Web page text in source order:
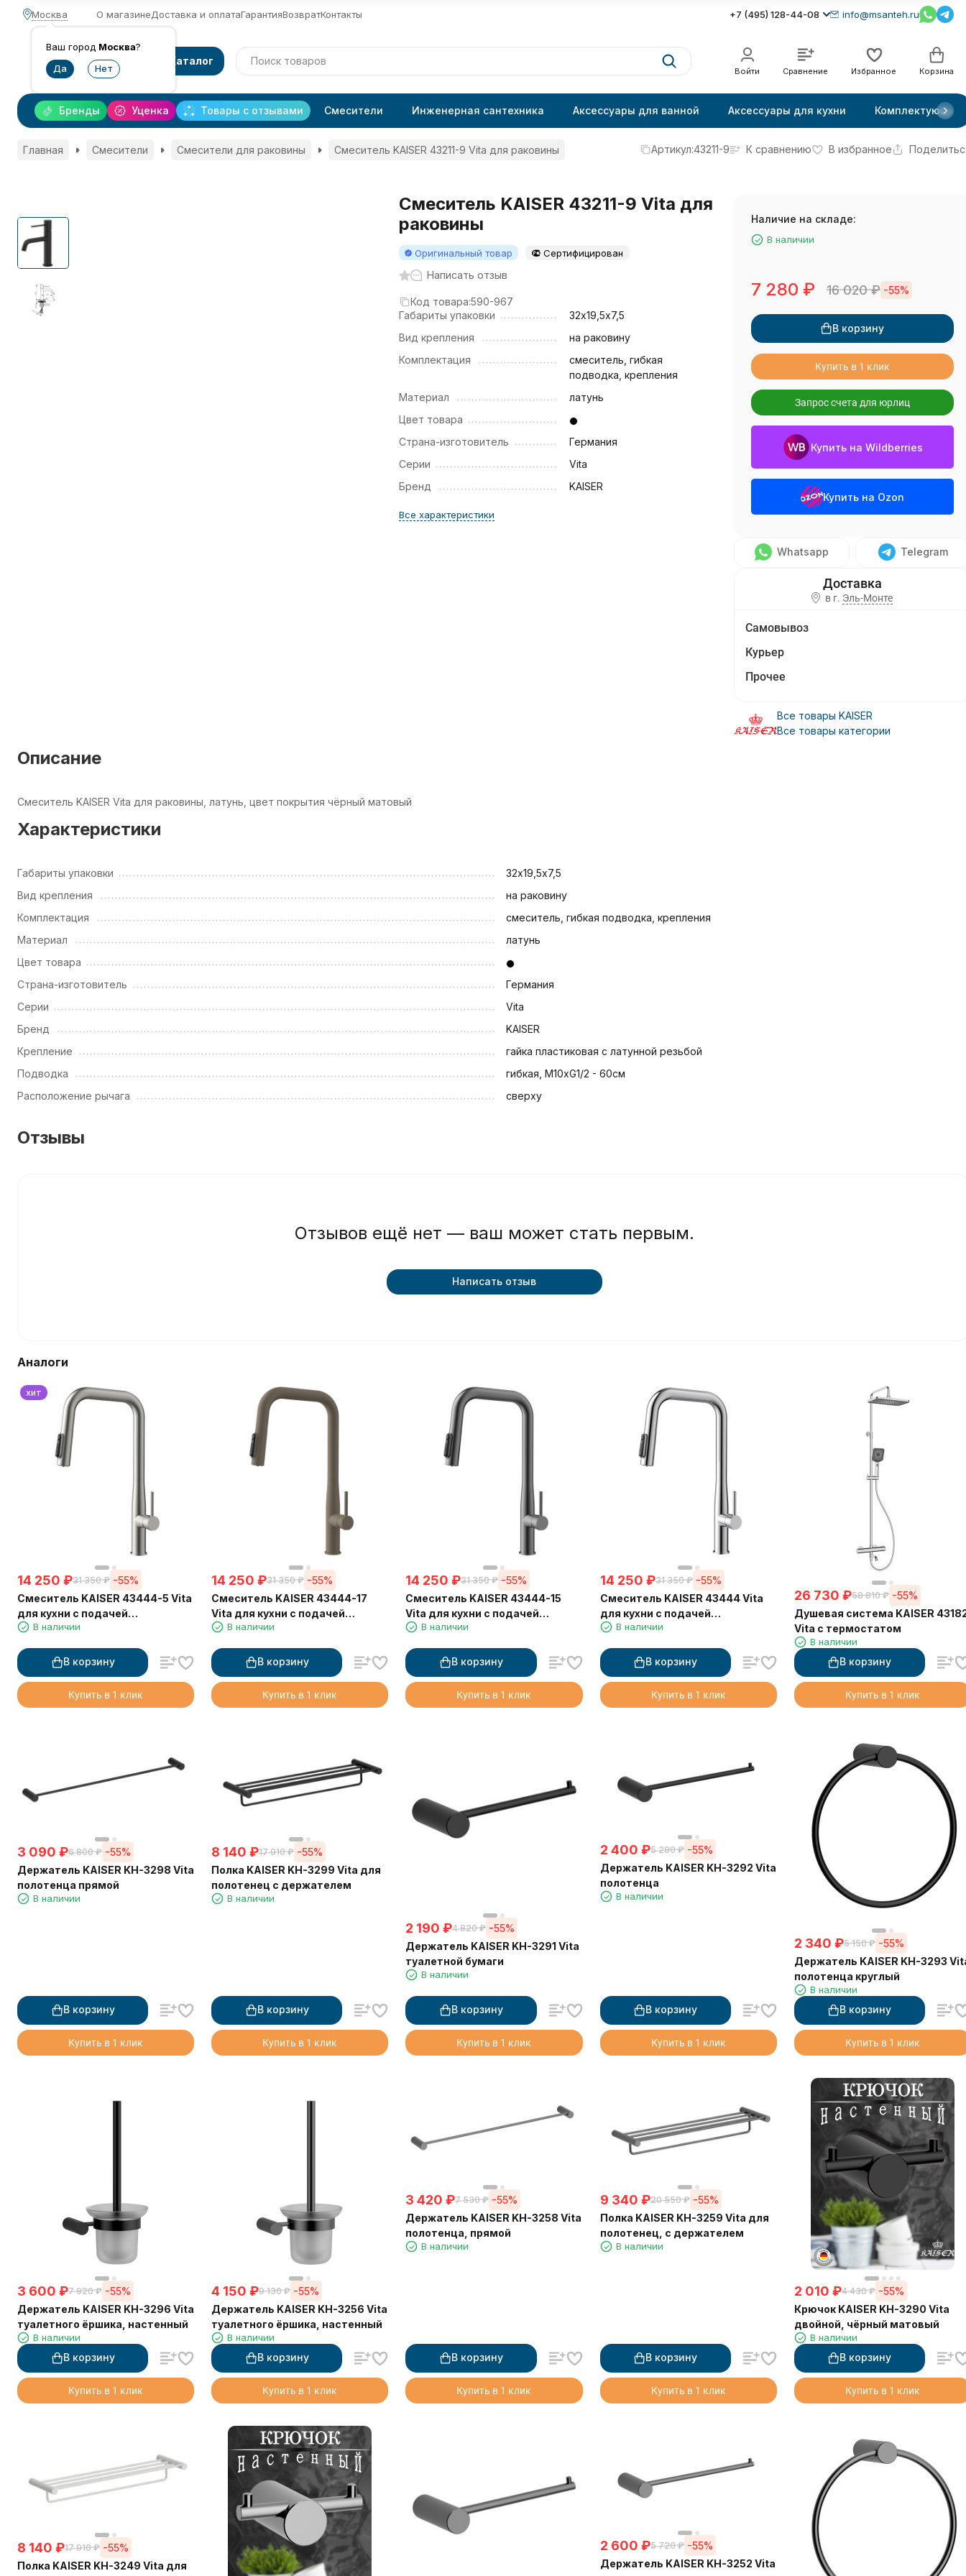
Москва
Ваш город Москва?
О магазинеДоставка и оплатаГарантияВозвратКонтакты +7 (495) 128-44-08 info@msanteh.ru
Каталог
Войти Сравнение Избранное Корзина
Уценка Товары с отзывами
Бренды Смесители Инженерная сантехника Аксессуары для ванной Аксессуары для кухни Комплектующие
Главная Смесители Смесители для раковины Смеситель KAISER 43211-9 Vita для раковины Артикул:43211-9 К сравнению В избранное
Смеситель KAISER 43211-9 Vita для
раковины
Оригинальный товар Сертифицирован
Написать отзыв
Код товара:590-967
Габариты упаковки
32х19,5х7,5
Вид крепления
на раковину
Комплектация
смеситель, гибкая
подводка, крепления
Материал
латунь
Цвет товара
Страна-изготовитель
Германия
Серии
Vita
Бренд
KAISER
Все характеристики
Наличие на складе:
В наличии
7 280 ₽ 16 020₽ -55%
В корзину
Купить в 1 клик
Запрос счета для юрлиц
Купить на Wildberries
Купить на Ozon
Whatsapp Telegram
в г. Эль-Монте
Самовывоз
Курьер
Прочее
Все товары KAISER
Все товары категории
Описание
Смеситель KAISER Vita для раковины, латунь, цвет покрытия чёрный матовый
Характеристики
Габариты упаковки
32х19,5х7,5
Вид крепления
на раковину
Комплектация
смеситель, гибкая подводка, крепления
Материал
латунь
Цвет товара
Страна-изготовитель
Германия
Серии
Vita
Бренд
KAISER
Крепление
гайка пластиковая с латунной резьбой
Подводка
гибкая, M10xG1/2 - 60см
Расположение рычага
сверху
Отзывы
Отзывов ещё нет — ваш может стать первым.
Написать отзыв
Аналоги
хит
14 250 ₽31 350 ₽ -55%
Смеситель KAISER 43444-5 Vita
для кухни с подачей
фильтрованной воды
В наличии
В корзину
Купить в 1 клик
14 250 ₽31 350 ₽ -55%
Смеситель KAISER 43444-17
Vita для кухни с подачей
фильтрованной воды и
В наличии
В корзину
Купить в 1 клик
14 250 ₽31 350 ₽ -55%
Смеситель KAISER 43444-15
Vita для кухни с подачей
фильтрованной воды и
В наличии
В корзину
Купить в 1 клик
14 250 ₽31 350 ₽ -55%
Смеситель KAISER 43444 Vita
для кухни с подачей
фильтрованной воды и
В наличии
В корзину
Купить в 1 клик
26 730 ₽58 810 ₽ -55%
Душевая система KAISER
Vita с термостатом
В наличии
В корзину
Купить в 1 клик
3 090 ₽6 800 ₽ -55%
Держатель KAISER KH-3298 Vita
полотенца прямой
В наличии
В корзину
Купить в 1 клик
8 140 ₽17 910 ₽ -55%
Полка KAISER KH-3299 Vita для
полотенец с держателем
В наличии
В корзину
Купить в 1 клик
2 190 ₽4 820 ₽ -55%
Держатель KAISER KH-3291 Vita
туалетной бумаги
В наличии
В корзину
Купить в 1 клик
2 400 ₽5 280 ₽ -55%
Держатель KAISER KH-3292 Vita
полотенца
В наличии
В корзину
Купить в 1 клик
2 340 ₽5 150 ₽ -55%
Держатель KAISER KH-3293
полотенца круглый
В наличии
В корзину
Купить в 1 клик
3 600 ₽7 920 ₽ -55%
Держатель KAISER KH-3296 Vita
туалетного ёршика, настенный
В наличии
В корзину
Купить в 1 клик
4 150 ₽9 130 ₽ -55%
Держатель KAISER KH-3256 Vita
туалетного ёршика, настенный
В наличии
В корзину
Купить в 1 клик
3 420 ₽7 530 ₽ -55%
Держатель KAISER KH-3258 Vita
полотенца, прямой
В наличии
В корзину
Купить в 1 клик
9 340 ₽20 550 ₽ -55%
Полка KAISER KH-3259 Vita для
полотенец, с держателем
В наличии
В корзину
Купить в 1 клик
2 010 ₽4 430 ₽ -55%
Крючок KAISER KH-3290 Vita
двойной, чёрный матовый
В наличии
В корзину
Купить в 1 клик
8 140 ₽17 910 ₽ -55%
Полка KAISER KH-3249 Vita для
2 600 ₽5 720 ₽ -55%
Держатель KAISER KH-3252 Vita